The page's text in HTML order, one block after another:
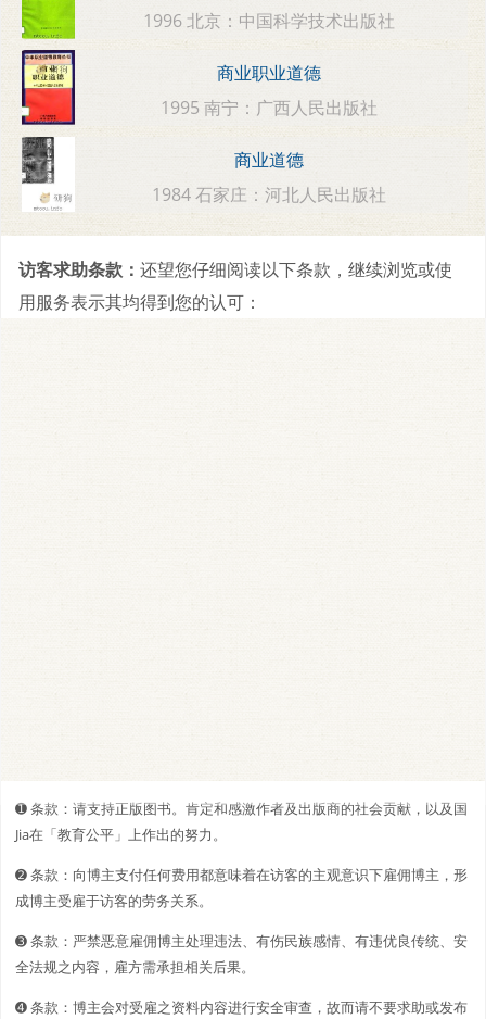
1996 北京：中国科学技术出版社
商业职业道德
1995 南宁：广西人民出版社
商业道德
1984 石家庄：河北人民出版社
访客求助条款： 还望您仔细阅读以下条款，继续浏览或使
用服务表示其均得到您的认可：
➊️ 条款：请支持正版图书。肯定和感激作者及出版商的社会贡献，以及国
Jia在「教育公平」上作出的努力。
➋️️ 条款：向博主支付任何费用都意味着在访客的主观意识下雇佣博主，形
成博主受雇于访客的劳务关系。
➌ 条款：严禁恶意雇佣博主处理违法、有伤民族感情、有违优良传统、安
全法规之内容，雇方需承担相关后果。
➍ 条款：博主会对受雇之资料内容进行安全审查，故而请不要求助或发布